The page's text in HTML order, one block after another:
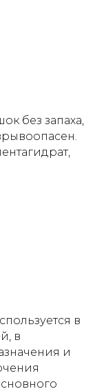
без запаха,
в
в
и